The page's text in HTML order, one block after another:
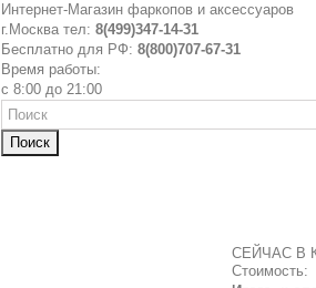
Интернет-Магазин фаркопов и аксессуаров
г.Москва тел: 8(499)347-14-31
Бесплатно для РФ: 8(800)707-67-31
Время работы:
с 8:00 до 21:00
Поиск
СЕЙЧАС В
Стоимость: